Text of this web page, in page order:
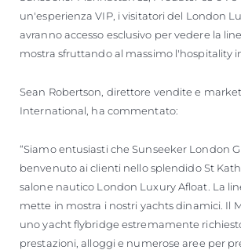
un'esperienza VIP, i visitatori del London
avranno accesso esclusivo per vedere la
mostra sfruttando al massimo l'hospitality
Sean Robertson, direttore vendite e
International, ha commentato:
“Siamo entusiasti che Sunseeker London
benvenuto ai clienti nello splendido St
salone nautico London Luxury Afloat. La
mette in mostra i nostri yachts dinamici. Il
uno yacht flybridge estremamente
prestazioni, alloggi e numerose aree per